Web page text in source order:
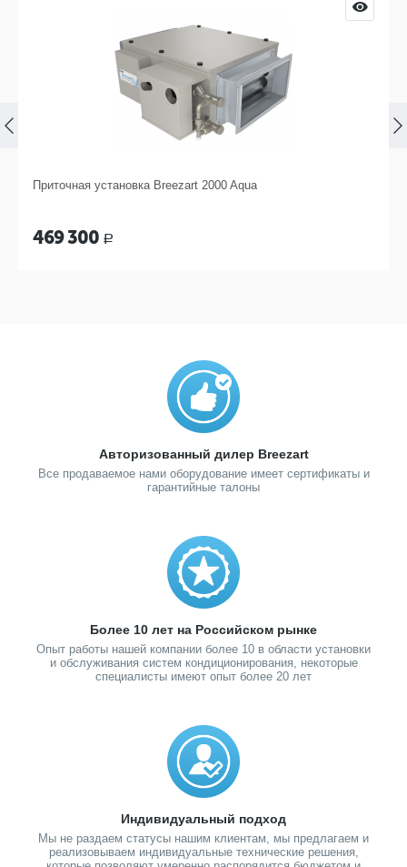
Приточная установка Breezart 2000 Aqua
469 300 Р
Авторизованный дилер Breezart
Все продаваемое нами оборудование имеет сертификаты и
гарантийные талоны
Более 10 лет на Российском рынке
Опыт работы нашей компании более 10 в области установки
и обслуживания систем кондиционирования, некоторые
специалисты имеют опыт более 20 лет
Индивидуальный подход
Мы не раздаем статусы нашим клиентам, мы предлагаем и
реализовываем индивидуальные технические решения,